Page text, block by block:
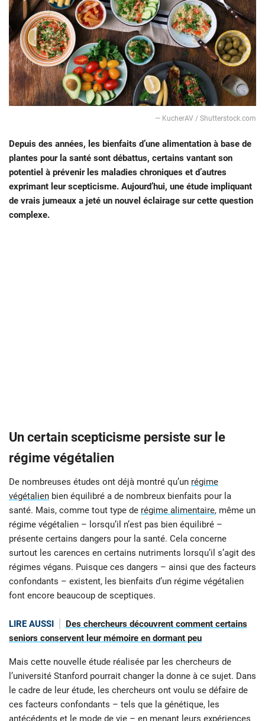
— KucherAV / Shutterstock.com
Depuis des années, les bienfaits d’une alimentation à base de
plantes pour la santé sont débattus, certains vantant son
potentiel à prévenir les maladies chroniques et d’autres
exprimant leur scepticisme. Aujourd’hui, une étude impliquant
de vrais jumeaux a jeté un nouvel éclairage sur cette question
complexe.
Un certain scepticisme persiste sur le
régime végétalien
De nombreuses études ont déjà montré qu’un régime
végétalien bien équilibré a de nombreux bienfaits pour la
santé. Mais, comme tout type de régime alimentaire, même un
régime végétalien – lorsqu’il n’est pas bien équilibré –
présente certains dangers pour la santé. Cela concerne
surtout les carences en certains nutriments lorsqu’il s’agit des
régimes végans. Puisque ces dangers – ainsi que des facteurs
confondants – existent, les bienfaits d’un régime végétalien
font encore beaucoup de sceptiques.
LIRE AUSSI
Des chercheurs découvrent comment certains
seniors conservent leur mémoire en dormant peu
Mais cette nouvelle étude réalisée par les chercheurs de
l’université Stanford pourrait changer la donne à ce sujet. Dans
le cadre de leur étude, les chercheurs ont voulu se défaire de
ces facteurs confondants – tels que la génétique, les
antécédents et le mode de vie – en menant leurs expériences